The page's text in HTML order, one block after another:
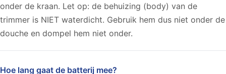
onder de kraan. Let op: de behuizing (body) van de
trimmer is NIET waterdicht. Gebruik hem dus niet onder de
douche en dompel hem niet onder.
Hoe lang gaat de batterij mee?